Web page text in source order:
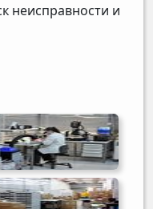
неисправности и